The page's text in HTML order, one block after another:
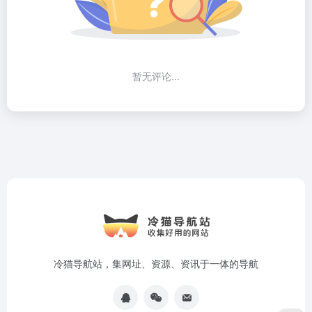
暂无评论...
冷猫导航站，集网址、资源、资讯于一体的导航